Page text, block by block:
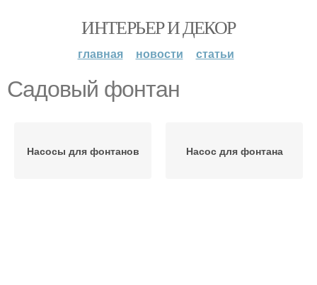
ИНТЕРЬЕР И ДЕКОР
главная новости статьи
Садовый фонтан
Насосы для фонтанов Насос для фонтана